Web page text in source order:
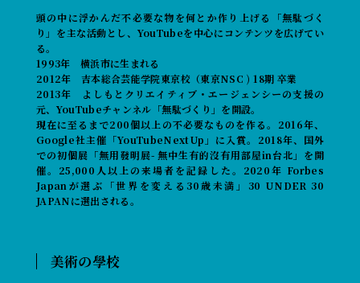
頭の中に浮かんだ不必要な物を何とか作り上げる「無駄づく
り」を主な活動とし、YouTubeを中心にコンテンツを広げてい
る。
1993年 横浜市に生まれる
2012年 吉本総合芸能学院東京校（東京NSC ) 18期 卒業
2013年 よしもとクリエイティブ・エージェンシーの支援の
元、YouTubeチャンネル「無駄づくり」を開設。
現在に至るまで200個以上の不必要なものを作る。2016年、
Google社主催「YouTubeNextUp」に入賞。2018年、国外
での初個展「無用發明展- 無中生有的沒有用部屋in台北」を開
催。25,000人以上の来場者を記録した。2020年 Forbes
Japanが選ぶ「世界を変える30歳未満」30 UNDER 30
JAPANに選出される。
美術の學校